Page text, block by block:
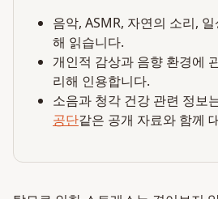
음악, ASMR, 자연의 소리,
해 읽습니다.
개인적 감상과 음향 환경에
리해 인용합니다.
소음과 청각 건강 관련 정보
공단같은 공개 자료와 함께